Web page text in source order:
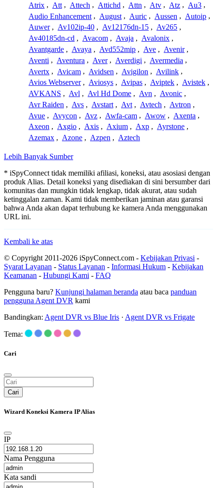
Atrix , Att , Attech , Attichd , Attn , Atv , Atz , Au3 ,
Audio Enhancement , August , Auric , Aussen , Autoip ,
Auwer , Av102ip-40 , Av12176dn-15 , Av265 ,
Av40185dn-cd , Avacom , Avaja , Avalonix ,
Avantgarde , Avaya , Avd552mip , Ave , Avenir ,
Aventi , Aventura , Aver , Averdigi , Avermedia ,
Avertx , Avicam , Avidsen , Avigilon , Avilink ,
Avios Webserver , Aviosys , Avipas , Aviptek , Avistek ,
AVKANS , Avl , Avl Hd Dome , Avn , Avonic ,
Avr Raiden , Avs , Avstart , Avt , Avtech , Avtron ,
Avue , Avycon , Avz , Awfa-cam , Awow , Axenta ,
Axeon , Axgio , Axis , Axium , Axp , Ayrstone ,
Azemax , Azone , Azpen , Aztech
Lebih Banyak Sumber
* iSpyConnect tidak memiliki afiliasi, koneksi, atau asosiasi dengan
produk Alias. Detail koneksi yang disediakan di sini bersumber dari
komunitas dan mungkin tidak lengkap, tidak akurat, atau sudah
ketinggalan zaman. Kami tidak memberikan jaminan atau garansi
bahwa Anda akan dapat terhubung ke kamera Anda menggunakan
URL ini.
Kembali ke atas
© Copyright 2011-2026 iSpyConnect.com - Kebijakan Privasi -
Syarat Layanan - Status Layanan - Informasi Hukum - Kebijakan
Keamanan - Hubungi Kami - FAQ
Pengguna baru? Kunjungi halaman beranda atau baca panduan
pengguna Agent DVR kami
Bandingkan: Agent DVR vs Blue Iris · Agent DVR vs Frigate
Tema:
Cari
Cari
Wizard Koneksi Kamera IP Alias
IP
Nama Pengguna
Kata sandi